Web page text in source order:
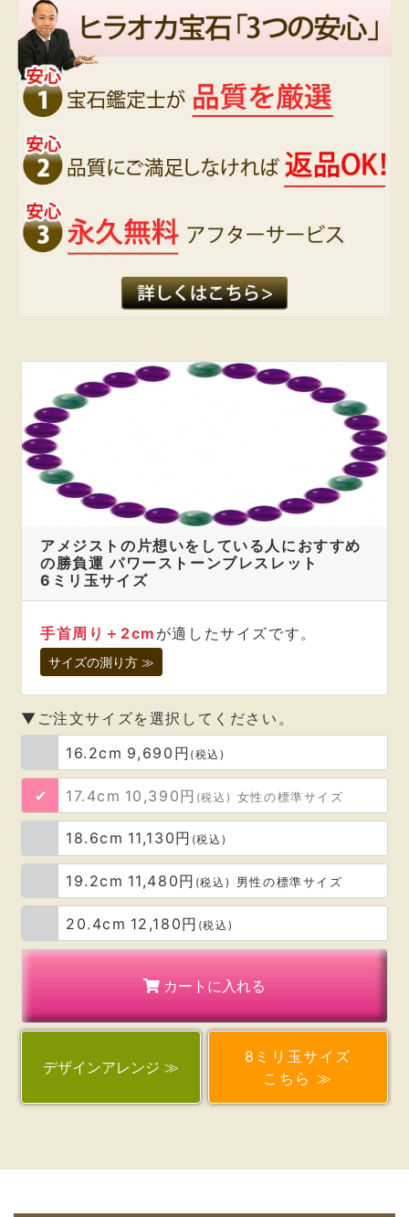
スーッとイライラが消えて心穏やかに不思議
となり、
自分でも驚いています！
いつもありがとうございます。
大分県 奥野静香 様
昨日、ブレスレットが届きました。
先日、誕生石のストラップ購入の
連絡を致しました時に、
ブレスレットは普段は
つけないとの事を申し上げましたが、
ためらう事なく、時計と重ねつけし、
ずっと身につけております。
ブレスレットのサイズは、
まるで測ったかのようにぴったりで
馴染んでおります。
これから、お作りいただいた
このブレスレットと、
穏やかで楽しい時間を
重ねて行けると思っております。
ありがとうございます。
無事に届きました。
想像以上に綺麗で素敵です。
早速、身につけています。
レッドタイガーアイもお守りとして
お財布に入れています。
素敵なメッセージも嬉しかったです。
まだ身につけたばかりですが、
つけた瞬間、
守られているような感じがしました。
うまく伝えれないのですが、
ふんわり優しい空気が
私の周りに流れたような気がします。
報告したいと思っています。
アメジストの片想いをしている人におすすめ
の勝負運 パワーストーンブレスレット
6ミリ玉サイズ
手首周り＋2cm が適したサイズです。
サイズの測り方 ≫
▼ご注文サイズを選択してください。
16.2cm 9,690円 (税込)
17.4cm 10,390円 (税込) 女性の標準サイズ
18.6cm 11,130円 (税込)
19.2cm 11,480円 (税込) 男性の標準サイズ
20.4cm 12,180円 (税込)
カートに入れる
デザインアレンジ ≫
8ミリ玉サイズ
こちら ≫